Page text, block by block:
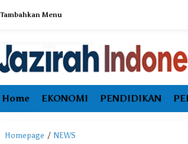
Tambahkan Menu
Home EKONOMI PENDIDIKAN
Homepage / NEWS